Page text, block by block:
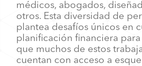
médicos, abogados,
otros. Esta diversidad de
plantea desafíos únicos en
planificación financiera
que muchos de estos
cuentan con acceso a